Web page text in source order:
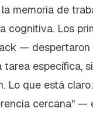
memoria de
cognitiva. Los
—
específica,
Lo que está
cercana" —